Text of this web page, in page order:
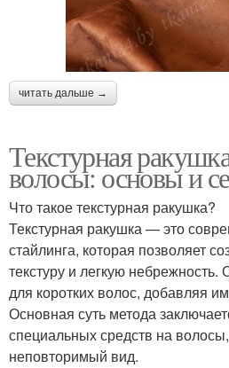
читать дальше →
Текстурная
волосы: основы и
Что такое текстурная ракушка?
Текстурная ракушка — это
стайлинга, которая позволяет
текстуру и легкую
для коротких волос, добавляя
Основная суть метода
специальных средств на
неповторимый вид.